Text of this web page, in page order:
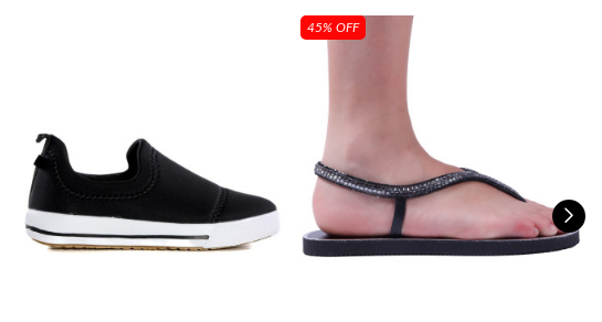
45% OFF